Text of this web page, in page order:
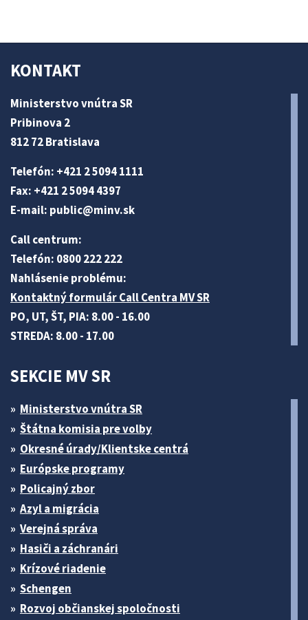
KONTAKT
Ministerstvo vnútra SR
Pribinova 2
812 72 Bratislava
Telefón: +421 2 5094 1111
Fax: +421 2 5094 4397
E-mail: public@minv.sk
Call centrum:
Telefón: 0800 222 222
Nahlásenie problému:
Kontaktný formulár Call Centra MV SR
PO, UT, ŠT, PIA: 8.00 - 16.00
STREDA: 8.00 - 17.00
SEKCIE MV SR
Ministerstvo vnútra SR
Štátna komisia pre volby
Okresné úrady/Klientske centrá
Európske programy
Policajný zbor
Azyl a migrácia
Verejná správa
Hasiči a záchranári
Krízové riadenie
Schengen
Rozvoj občianskej spoločnosti